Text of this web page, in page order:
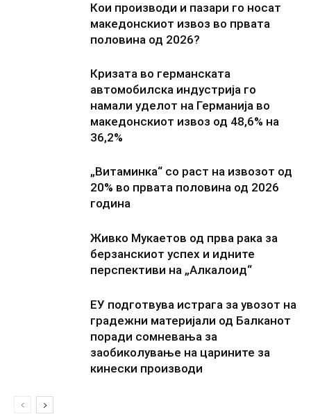
Кои производи и пазари го носат
македонскиот извоз во првата
половина од 2026?
Кризата во германската
автомобилска индустрија го
намали уделот на Германија во
македонскиот извоз од 48,6% на
36,2%
„Витаминка“ со раст на извозот од
20% во првата половина од 2026
година
Живко Мукаетов од прва рака за
берзанскиот успех и идните
перспективи на „Алкалоид“
ЕУ подготвува истрага за увозот на
градежни материјали од Балканот
поради сомневања за
заобиколување на царините за
кинески производи